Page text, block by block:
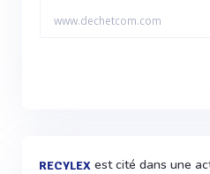
www.dechetcom.com
RECYLEX est cité dans une